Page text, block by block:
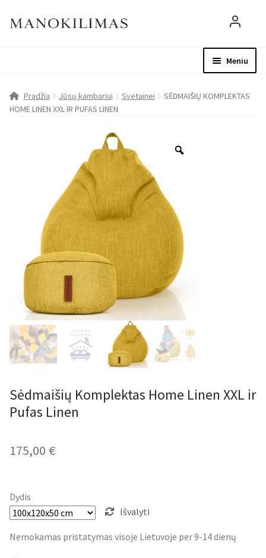
Meniu
Pradžia Jūsų kambariui Svetainei
SĖDMAIŠIŲ KOMPLEKTAS
HOME LINEN XXL IR PUFAS LINEN
Sėdmaišių Komplektas Home Linen XXL ir
Pufas Linen
175,00 €
Dydis
Išvalyti
Nemokamas pristatymas visoje Lietuvoje per 9-14 dienų